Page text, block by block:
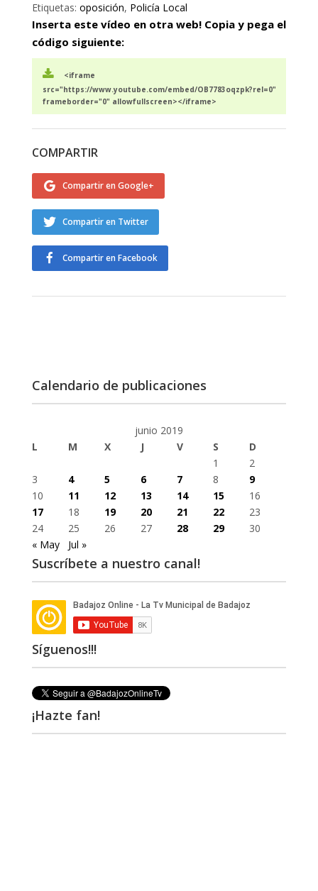
Etiquetas: oposición, Policía Local
Inserta este vídeo en otra web! Copia y pega el
código siguiente:
<iframe
src="https://www.youtube.com/embed/OB7783oqzpk?rel=0"
frameborder="0" allowfullscreen></iframe>
COMPARTIR
Compartir en Google+
Compartir en Twitter
Compartir en Facebook
Calendario de publicaciones
junio 2019
L
M X J V S
D
1
2
3
4 5 6 7 8
9
10
11 12 13 14 15
16
17
18 19 20 21 22
23
24
25 26 27 28 29
30
« May
Jul »
Suscríbete a nuestro canal!
Síguenos!!!
¡Hazte fan!